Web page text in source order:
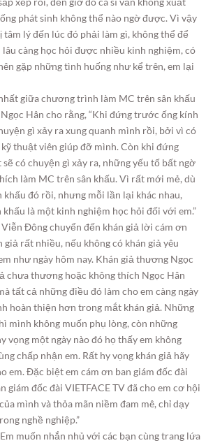
phát sinh không thể nào ngờ được. Vì vậy
tâm lý đến lúc đó phải làm gì, không thể để
lâu càng học hỏi được nhiều kinh nghiệm, có
gặp những tình huống như kể trên, em lại
giữa chương trình làm MC trên sân khấu
Hân cho rằng, “Khi đứng trước ống kính
gì xảy ra xung quanh mình rồi, bởi vì có
thuật viên giúp đỡ mình. Còn khi đứng
có chuyện gì xảy ra, những yếu tố bất ngờ
làm MC trên sân khấu. Vì rất mới mẻ, dù
khấu đó rồi, nhưng mỗi lần lại khác nhau,
là một kinh nghiệm học hỏi đối với em.”
Đông chuyển đến khán giả lời cám ơn
giả rất nhiều, nếu không có khán giả yêu
như ngày hôm nay. Khán giả thương Ngọc
chưa thương hoặc không thích Ngọc Hân
tất cả những điều đó làm cho em càng ngày
hoàn thiện hơn trong mắt khán giả. Những
mình không muốn phụ lòng, còn những
vọng một ngày nào đó họ thấy em không
chấp nhận em. Rất hy vọng khán giả hãy
em. Đặc biệt em cám ơn ban giám đốc đài
giám đốc đài VIETFACE TV đã cho em cơ hội
mình và thỏa mãn niềm đam mê, chỉ dạy
nghề nghiệp.”
muốn nhắn nhủ với các bạn cùng trang lứa